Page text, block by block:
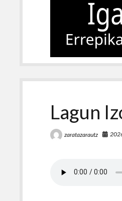
Lagun
zaratazarautz